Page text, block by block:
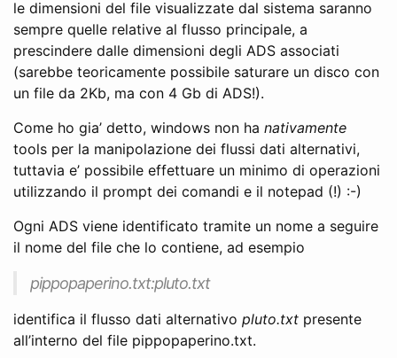
le dimensioni del file visualizzate dal sistema saranno
sempre quelle relative al flusso principale, a
prescindere dalle dimensioni degli ADS associati
(sarebbe teoricamente possibile saturare un disco con
un file da 2Kb, ma con 4 Gb di ADS!).
Come ho gia’ detto, windows non ha nativamente
tools per la manipolazione dei flussi dati alternativi,
tuttavia e’ possibile effettuare un minimo di operazioni
utilizzando il prompt dei comandi e il notepad (!) :-)
Ogni ADS viene identificato tramite un nome a seguire
il nome del file che lo contiene, ad esempio
pippopaperino.txt:pluto.txt
identifica il flusso dati alternativo pluto.txt presente
all’interno del file pippopaperino.txt.